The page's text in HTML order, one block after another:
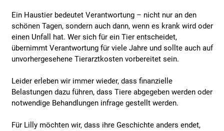
Ein Haustier bedeutet Verantwortung – nicht nur an den
schönen Tagen, sondern auch dann, wenn es krank wird oder
einen Unfall hat. Wer sich für ein Tier entscheidet,
übernimmt Verantwortung für viele Jahre und sollte auch auf
unvorhergesehene Tierarztkosten vorbereitet sein.
Leider erleben wir immer wieder, dass finanzielle
Belastungen dazu führen, dass Tiere abgegeben werden oder
notwendige Behandlungen infrage gestellt werden.
Für Lilly möchten wir, dass ihre Geschichte anders endet,